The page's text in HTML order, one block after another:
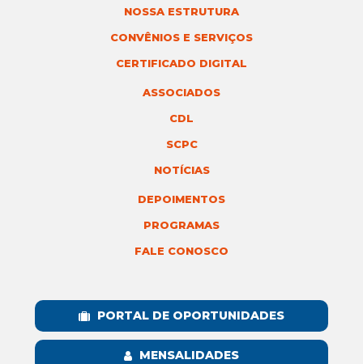
NOSSA ESTRUTURA
CONVÊNIOS E SERVIÇOS
CERTIFICADO DIGITAL
ASSOCIADOS
CDL
SCPC
NOTÍCIAS
DEPOIMENTOS
PROGRAMAS
FALE CONOSCO
PORTAL DE OPORTUNIDADES
MENSALIDADES